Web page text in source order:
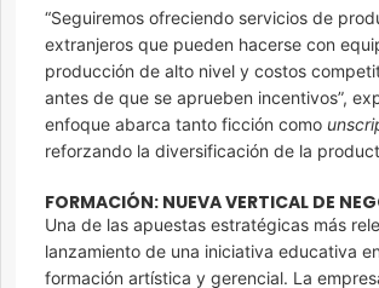
“Seguiremos ofreciendo servicios de
extranjeros que pueden hacerse con
producción de alto nivel y costos
antes de que se aprueben incentivos”,
enfoque abarca tanto ficción como
reforzando la diversificación de la
FORMACIÓN: NUEVA VERTICAL DE
Una de las apuestas estratégicas más
lanzamiento de una iniciativa educativa
formación artística y gerencial. La